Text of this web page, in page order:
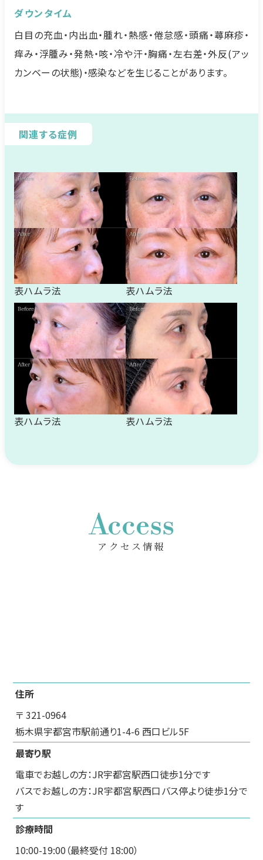
ダウンタイム
白目の充血・内出血・腫れ・熱感・倦怠感・頭痛・蕁麻疹・
痒み・浮腫み・発熱・咳・冷や汗・胸痛・左右差・外反(アッ
カンベーの状態)・感染などを生じることがあります。
関連する症例
表ハムラ法 表ハムラ法
表ハムラ法 表ハムラ法
Access
アクセス情報
住所
〒 321-0964
栃木県宇都宮市駅前通り1-4-6 西口ビル5F
最寄り駅
電車でお越しの方：JR宇都宮駅西口徒歩1分です
バスでお越しの方：JR宇都宮駅西口バス停より徒歩1分で
す
診療時間
10:00-19:00（最終受付 18:00）